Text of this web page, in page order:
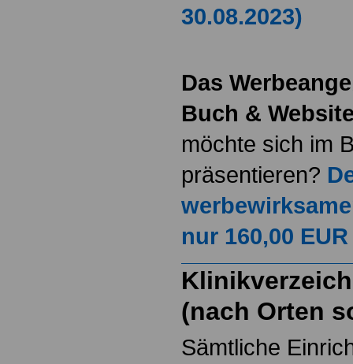
30.08.2023)
Das
Buch &
möchte sich im
präsentieren?
nur 160,00
(nach Orten
Sämtliche